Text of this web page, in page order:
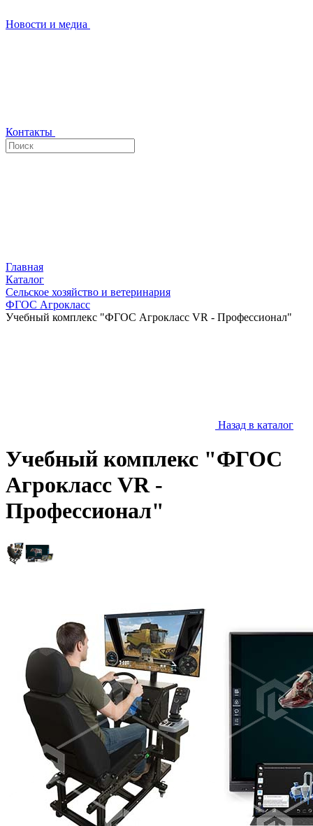
Новости и медиа
Контакты
Главная
Каталог
Сельское хозяйство и ветеринария
ФГОС Агрокласс
Учебный комплекс "ФГОС Агрокласс VR - Профессионал"
Назад в каталог
Учебный комплекс "ФГОС
Агрокласс VR -
Профессионал"